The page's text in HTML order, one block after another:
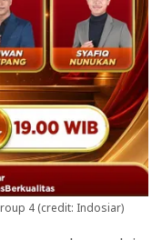
4 (credit: Indosiar)